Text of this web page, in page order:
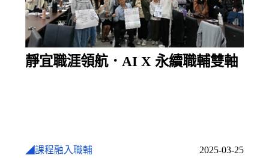
靜宜職涯領航．AI X 永續職輔雙軸
◢課程融入職輔 2025-03-25